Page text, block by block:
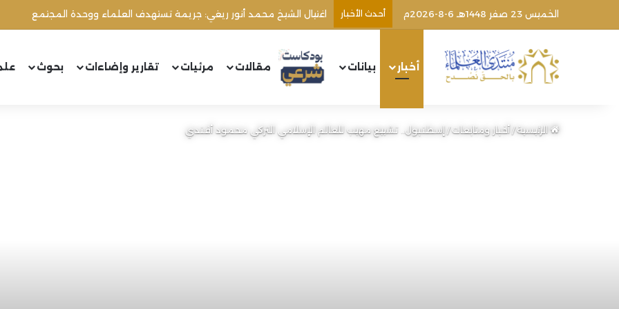
الخميس 23 صفر 1448هـ 6-8-2026م أحدث الأخبار اغتيال الشيخ محمد أنور ريغي: جريمة تستهدف العلماء ووحدة المجتمع
أخبار بيانات مقالات مرئيات تقارير وإضاءات بحوث
الرئيسية/أخبار ومتابعات/إسطنبول.. تشييع مهيب للعالم الإسلامي التركي محمود أفندي